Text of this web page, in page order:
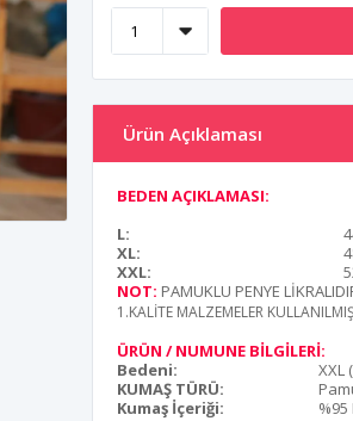
Ürün Açıklaması
BEDEN AÇIKLAMASI:
L:
XL:
XXL:
NOT: PAMUKLU PENYE
1.KALİTE MALZEMELER
ÜRÜN / NUMUNE BİLGİLERİ:
Bedeni:
XXL
KUMAŞ TÜRÜ:
Kumaş İçeriği: